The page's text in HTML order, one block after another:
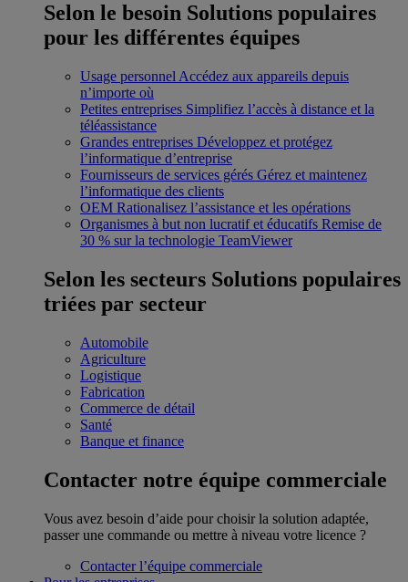
Selon le besoin Solutions populaires
pour les différentes équipes
Usage personnel Accédez aux appareils depuis
n’importe où
Petites entreprises Simplifiez l’accès à distance et la
téléassistance
Grandes entreprises Développez et protégez
l’informatique d’entreprise
Fournisseurs de services gérés Gérez et maintenez
l’informatique des clients
OEM Rationalisez l’assistance et les opérations
Organismes à but non lucratif et éducatifs Remise de
30 % sur la technologie TeamViewer
Selon les secteurs Solutions populaires
triées par secteur
Automobile
Agriculture
Logistique
Fabrication
Commerce de détail
Santé
Banque et finance
Contacter notre équipe commerciale
Vous avez besoin d’aide pour choisir la solution adaptée,
passer une commande ou mettre à niveau votre licence ?
Contacter l’équipe commerciale